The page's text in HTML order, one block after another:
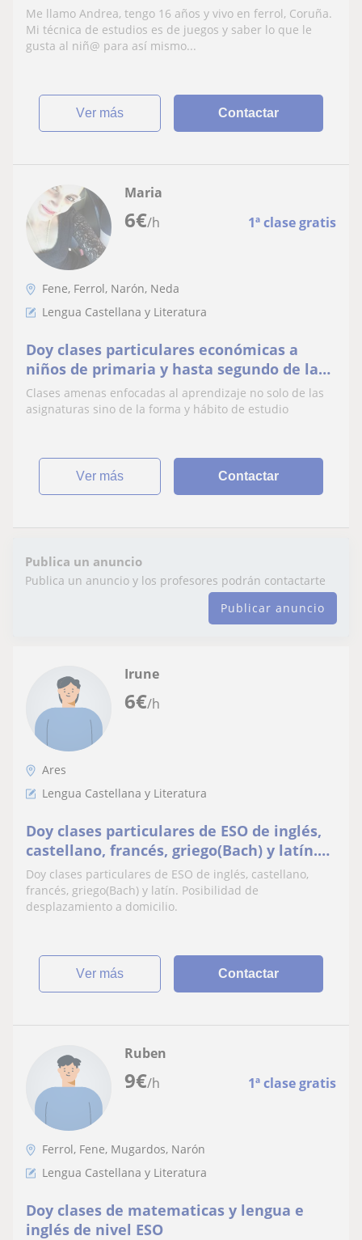
Me llamo Andrea, tengo 16 años y vivo en ferrol, Coruña.
Mi técnica de estudios es de juegos y saber lo que le
gusta al niñ@ para así mismo...
ver más Contactar
6€/h 1ª clase gratis
Maria
Fene, Ferrol, Narón, Neda
Lengua Castellana y Literatura
Doy clases particulares económicas a
niños de primaria y hasta segundo de la
E.S.O. No solo de lengua, también de
conocimiento del medio, sociales
Clases amenas enfocadas al aprendizaje no solo de las
asignaturas sino de la forma y hábito de estudio
ver más Contactar
Publica un anuncio
Publica un anuncio y los profesores podrán contactarte
Publicar anuncio
6€/h
Irune
Ares
Lengua Castellana y Literatura
Doy clases particulares de ESO de inglés,
castellano, francés, griego(Bach) y latín.
Posibilidad de desplazamiento a domicilio
Doy clases particulares de ESO de inglés, castellano,
francés, griego(Bach) y latín. Posibilidad de
desplazamiento a domicilio.
ver más Contactar
9€/h 1ª clase gratis
Ruben
Ferrol, Fene, Mugardos, Narón
Lengua Castellana y Literatura
Doy clases de matematicas y lengua e
inglés de nivel ESO